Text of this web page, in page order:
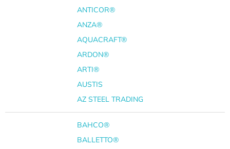
ANTICOR®
ANZA®
AQUACRAFT®
ARDON®
ARTI®
AUSTIS
AZ STEEL TRADING
BAHCO®
BALLETTO®